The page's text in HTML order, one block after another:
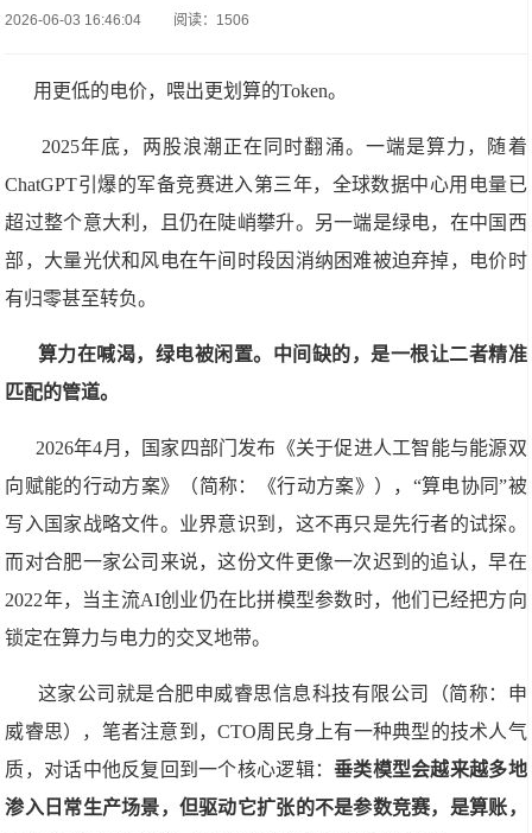
2026-06-03 16:46:04 阅读：1506
用更低的电价，喂出更划算的Token。
2025年底，两股浪潮正在同时翻涌。一端是算力，随着
ChatGPT引爆的军备竞赛进入第三年，全球数据中心用电量已
超过整个意大利，且仍在陡峭攀升。另一端是绿电，在中国西
部，大量光伏和风电在午间时段因消纳困难被迫弃掉，电价时
有归零甚至转负。
算力在喊渴，绿电被闲置。中间缺的，是一根让二者精准
匹配的管道。
2026年4月，国家四部门发布《关于促进人工智能与能源双
向赋能的行动方案》（简称：《行动方案》），“算电协同”被
写入国家战略文件。业界意识到，这不再只是先行者的试探。
而对合肥一家公司来说，这份文件更像一次迟到的追认，早在
2022年，当主流AI创业仍在比拼模型参数时，他们已经把方向
锁定在算力与电力的交叉地带。
这家公司就是合肥申威睿思信息科技有限公司（简称：申
威睿思），笔者注意到，CTO周民身上有一种典型的技术人气
质，对话中他反复回到一个核心逻辑：垂类模型会越来越多地
渗入日常生产场景，但驱动它扩张的不是参数竞赛，是算账，